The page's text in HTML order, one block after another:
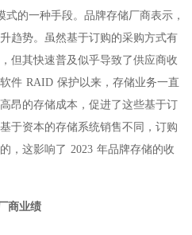
的一种手段。品牌存储厂商表示，
趋势。虽然基于订购的采购方式有
但其快速普及似乎导致了供应商收
件 RAID 保护以来，存储业务一直
昂的存储成本，促进了这些基于订
于资本的存储系统销售不同，订购
，这影响了 2023 年品牌存储的收
商业绩